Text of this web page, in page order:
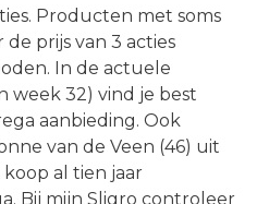
Producten met soms
prijs van 3 acties
In de actuele
week 32) vind je best
aanbieding. Ook
van de Veen (46) uit
koop al tien jaar
Bij mijn Sligro controleer